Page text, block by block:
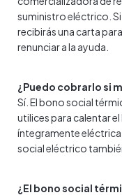
suministro eléctrico. Si
recibirás una carta
renunciar a la ayuda.
¿Puedo cobrarlo si
Sí. El bono social
utilices para calentar
íntegramente
social eléctrico
¿El bono social